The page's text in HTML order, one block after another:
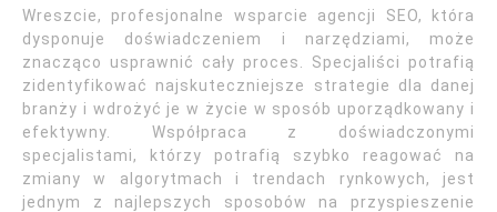
Wreszcie, profesjonalne wsparcie agencji SEO, która
dysponuje doświadczeniem i narzędziami, może
znacząco usprawnić cały proces. Specjaliści potrafią
zidentyfikować najskuteczniejsze strategie dla danej
branży i wdrożyć je w życie w sposób uporządkowany i
efektywny. Współpraca z doświadczonymi
specjalistami, którzy potrafią szybko reagować na
zmiany w algorytmach i trendach rynkowych, jest
jednym z najlepszych sposobów na przyspieszenie